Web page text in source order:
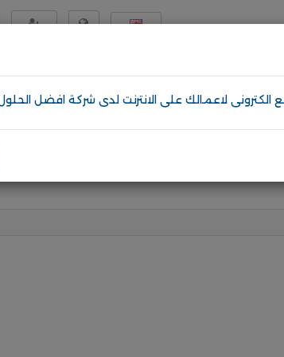
مواد و معدات اثاث و ديكور عرض المزيد